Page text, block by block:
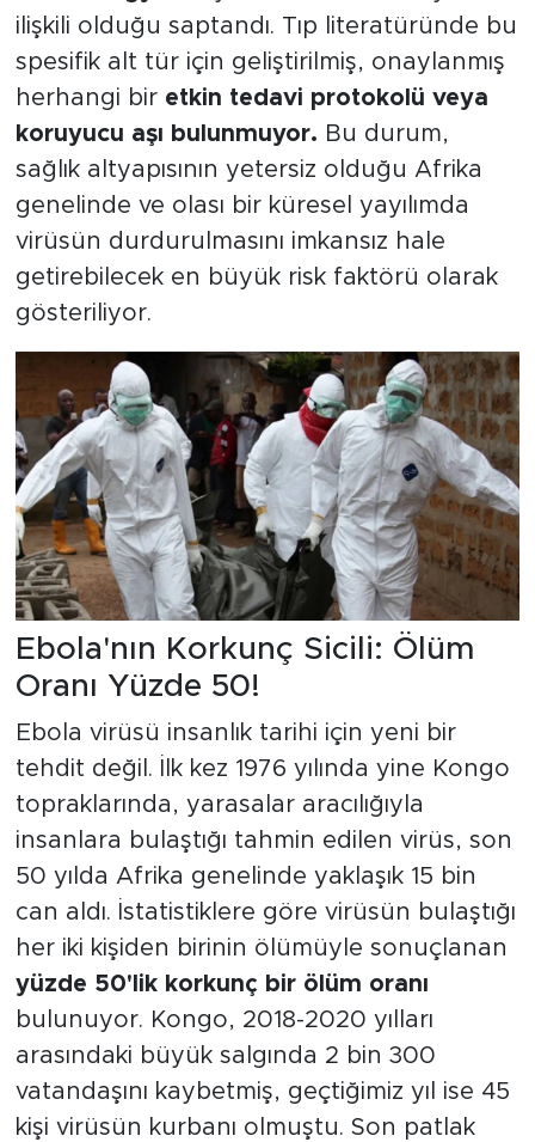
ilişkili olduğu saptandı. Tıp literatüründe bu
spesifik alt tür için geliştirilmiş, onaylanmış
herhangi bir etkin tedavi protokolü veya
koruyucu aşı bulunmuyor. Bu durum,
sağlık altyapısının yetersiz olduğu Afrika
genelinde ve olası bir küresel yayılımda
virüsün durdurulmasını imkansız hale
getirebilecek en büyük risk faktörü olarak
gösteriliyor.
Ebola'nın Korkunç Sicili: Ölüm
Oranı Yüzde 50!
Ebola virüsü insanlık tarihi için yeni bir
tehdit değil. İlk kez 1976 yılında yine Kongo
topraklarında, yarasalar aracılığıyla
insanlara bulaştığı tahmin edilen virüs, son
50 yılda Afrika genelinde yaklaşık 15 bin
can aldı. İstatistiklere göre virüsün bulaştığı
her iki kişiden birinin ölümüyle sonuçlanan
yüzde 50'lik korkunç bir ölüm oranı
bulunuyor. Kongo, 2018-2020 yılları
arasındaki büyük salgında 2 bin 300
vatandaşını kaybetmiş, geçtiğimiz yıl ise 45
kişi virüsün kurbanı olmuştu. Son patlak